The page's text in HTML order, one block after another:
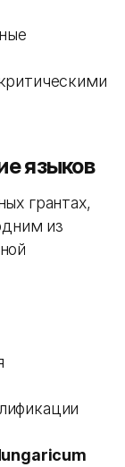
языков
грантах,
из